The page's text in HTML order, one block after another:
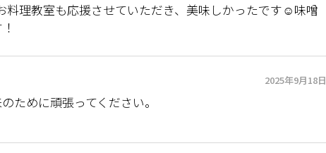
料理教室も応援させていただき、美味しかったです☺️味噌
2025年9月18日
ために頑張ってください。